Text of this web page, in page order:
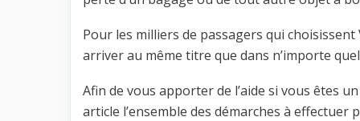
Pour les milliers de passagers qui
arriver au même titre que dans n’importe
Afin de vous apporter de l’aide si vous êtes
article l’ensemble des démarches à